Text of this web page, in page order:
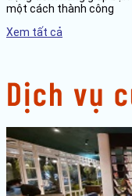
một cách thành công
Xem tất cả